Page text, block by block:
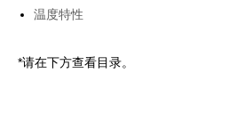
温度特性
*请在下方查看目录。